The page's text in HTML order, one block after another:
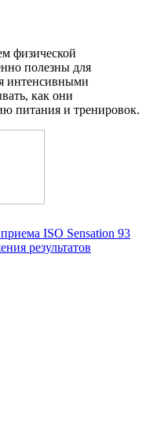
физической
полезны для
интенсивными
как они
питания и тренировок.
ISO Sensation 93
результатов